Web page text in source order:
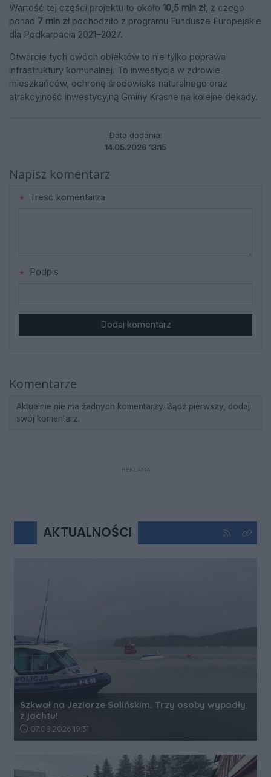
Wartość tej części projektu to około 10,5 mln zł , z czego
ponad 7 mln zł pochodziło z programu Fundusze Europejskie
dla Podkarpacia 2021–2027.
Otwarcie tych dwóch obiektów to nie tylko poprawa
infrastruktury komunalnej. To inwestycja w zdrowie
mieszkańców, ochronę środowiska naturalnego oraz
atrakcyjność inwestycyjną Gminy Krasne na kolejne dekady.
Data dodania:
14.05.2026 13:15
Napisz komentarz
Treść komentarza
Podpis
Dodaj komentarz
Komentarze
Aktualnie nie ma żadnych komentarzy. Bądź pierwszy, dodaj
swój komentarz.
REKLAMA
AKTUALNOŚCI Kliknij aby
Kliknij
Szkwał na Jeziorze Solińskim. Trzy osoby wypadły
z jachtu!
Data dodania artykułu:
07.08.2026 19:31